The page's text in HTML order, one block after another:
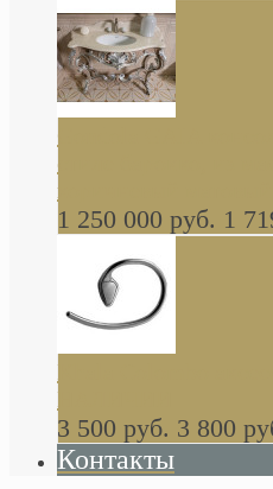
стиле барокко, из
коричневый матовый
1 250 000 руб. 1
Khala Colombo
НАЛИЧИИ
3 500 руб. 3 800
Контакты